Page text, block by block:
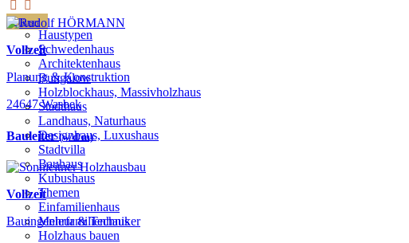
Häuser
Haustypen
Schwedenhaus
Architektenhaus
Bungalow
Holzblockhaus, Massivholzhaus
Stadthaus
Landhaus, Naturhaus
Designhaus, Luxushaus
Stadtvilla
Bauhaus
Kubushaus
Themen
Einfamilienhaus
Mehrfamilienhaus
Holzhaus bauen
Vollzeit
Planung & Konstruktion
24647 Wasbek
Bauleiter(w/d/m)
Vollzeit
Bauingenieur & Techniker